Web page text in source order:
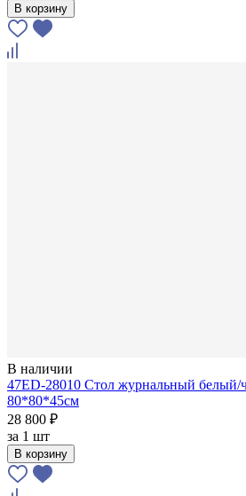
В корзину
В наличии
47ED-28010 Стол журнальный белый/
80*80*45см
28 800 ₽
за 1 шт
В корзину